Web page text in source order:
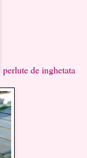
perlute de inghetata